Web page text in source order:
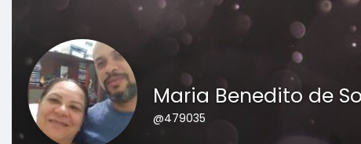
Maria Benedito de
@479035